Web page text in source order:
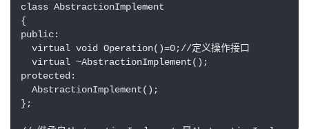
class AbstractionImplement
{
public:
  virtual void Operation()=0;//定义操作接口
  virtual ~AbstractionImplement();
protected:
  AbstractionImplement();
};